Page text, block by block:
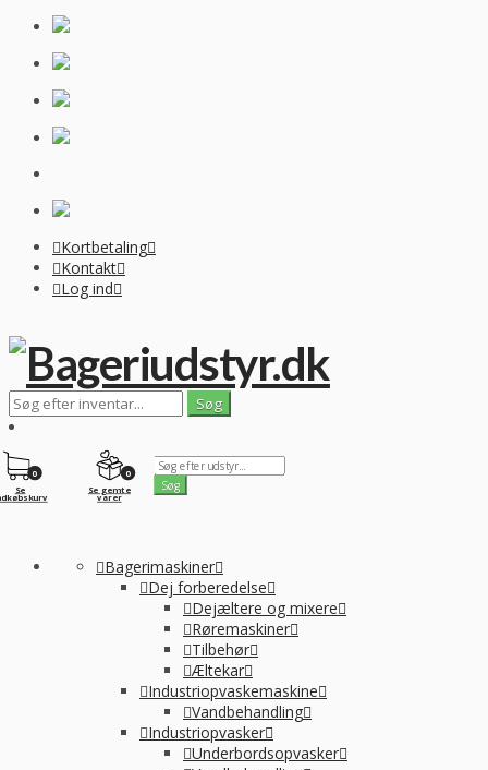
Kortbetaling
Kontakt
Log ind
0
Se gemte
varer
0
Se
Bagerimaskiner
Dej forberedelse
Dejæltere og mixere
Røremaskiner
Tilbehør
Æltekar
Industriopvaskemaskine
Vandbehandling
Industriopvasker
Underbordsopvasker